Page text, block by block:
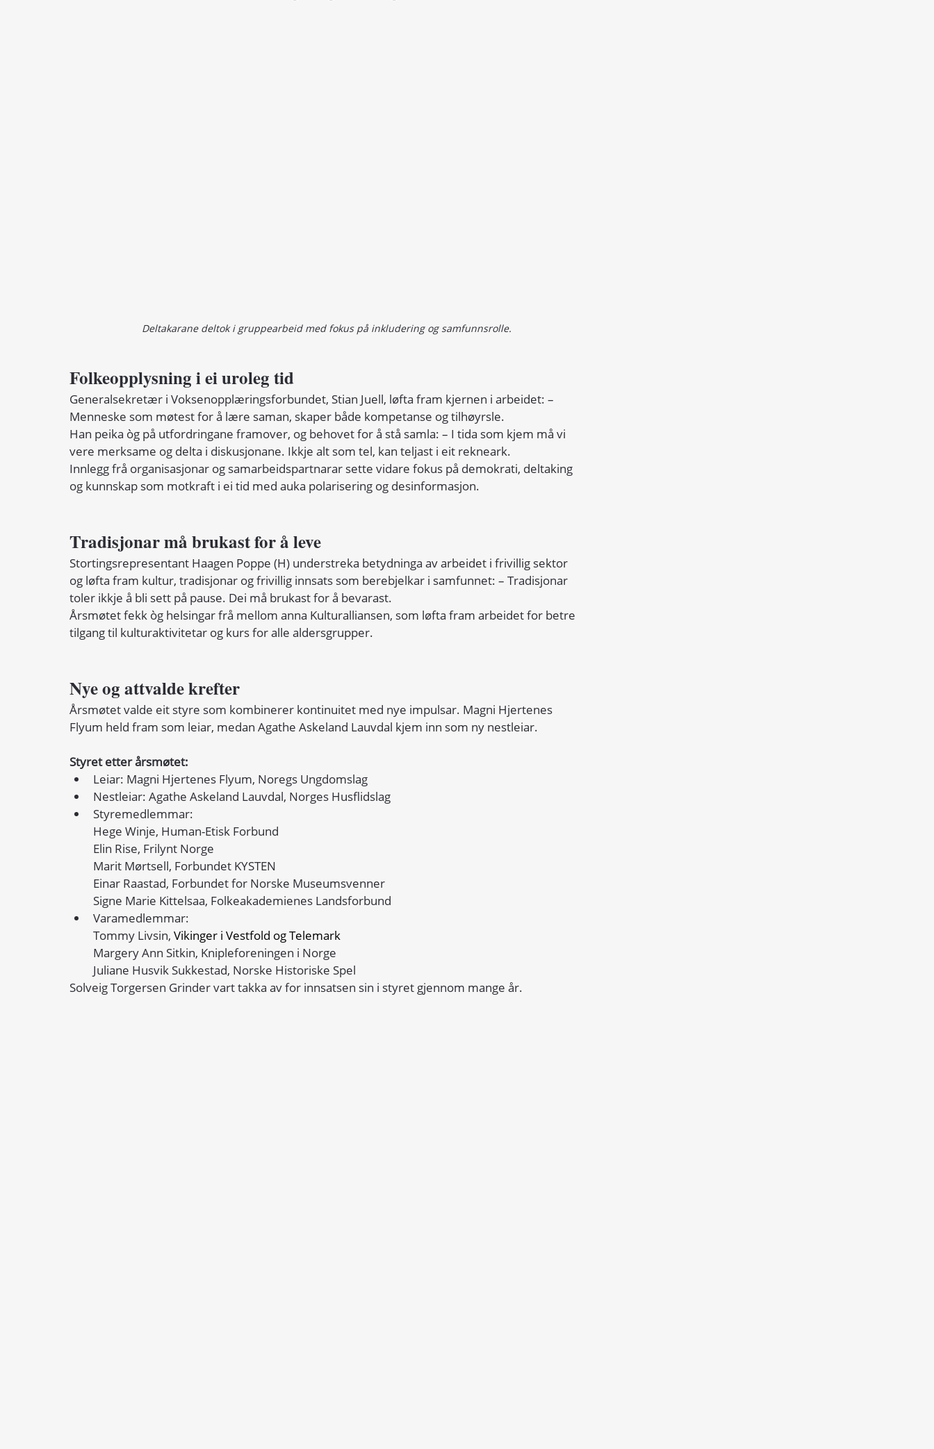
Deltakarane deltok i gruppearbeid med fokus på inkludering og samfunnsrolle.
Folkeopplysning i ei uroleg tid
Generalsekretær i Voksenopplæringsforbundet, Stian Juell, løfta fram kjernen i arbeidet: –
Menneske som møtest for å lære saman, skaper både kompetanse og tilhøyrsle.
Han peika òg på utfordringane framover, og behovet for å stå samla: – I tida som kjem må vi
vere merksame og delta i diskusjonane. Ikkje alt som tel, kan teljast i eit rekneark.
Innlegg frå organisasjonar og samarbeidspartnarar sette vidare fokus på demokrati, deltaking
og kunnskap som motkraft i ei tid med auka polarisering og desinformasjon.
Tradisjonar må brukast for å leve
Stortingsrepresentant Haagen Poppe (H) understreka betydninga av arbeidet i frivillig sektor
og løfta fram kultur, tradisjonar og frivillig innsats som berebjelkar i samfunnet: – Tradisjonar
toler ikkje å bli sett på pause. Dei må brukast for å bevarast.
Årsmøtet fekk òg helsingar frå mellom anna Kulturalliansen, som løfta fram arbeidet for betre
tilgang til kulturaktivitetar og kurs for alle aldersgrupper.
Nye og attvalde krefter
Årsmøtet valde eit styre som kombinerer kontinuitet med nye impulsar. Magni Hjertenes
Flyum held fram som leiar, medan Agathe Askeland Lauvdal kjem inn som ny nestleiar.
Styret etter årsmøtet:
Leiar: Magni Hjertenes Flyum, Noregs Ungdomslag
Nestleiar: Agathe Askeland Lauvdal, Norges Husflidslag
Styremedlemmar:
Hege Winje, Human-Etisk Forbund
Elin Rise, Frilynt Norge
Marit Mørtsell, Forbundet KYSTEN
Einar Raastad, Forbundet for Norske Museumsvenner
Signe Marie Kittelsaa, Folkeakademienes Landsforbund
Varamedlemmar:
Tommy Livsin, Vikinger i Vestfold og Telemark
Margery Ann Sitkin, Knipleforeningen i Norge
Juliane Husvik Sukkestad, Norske Historiske Spel
Solveig Torgersen Grinder vart takka av for innsatsen sin i styret gjennom mange år.